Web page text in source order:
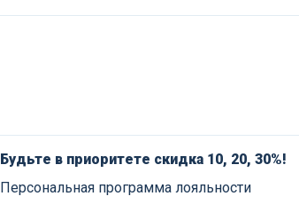
Будьте в приоритете скидка 10, 20, 30%!
Персональная программа лояльности